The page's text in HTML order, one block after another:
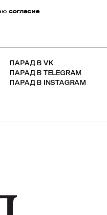
согласие
ПАРАД В VK
ПАРАД В TELEGRAM
ПАРАД В INSTAGRAM